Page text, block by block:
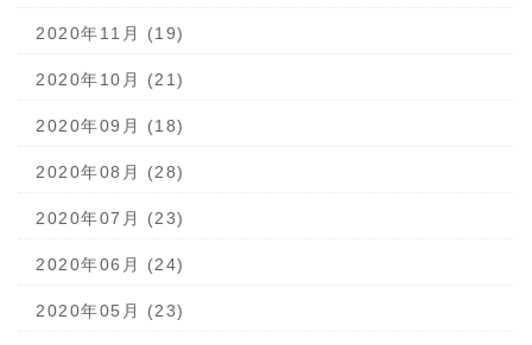
2020年11月 (19)
2020年10月 (21)
2020年09月 (18)
2020年08月 (28)
2020年07月 (23)
2020年06月 (24)
2020年05月 (23)